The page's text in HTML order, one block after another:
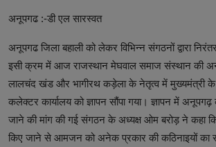
अनूपगढ :-डी एल सारस्वत
अनूपगढ जिला बहाली को लेकर विभिन्न संगठनों द्वारा
इसी क्रम में आज राजस्थान मेघवाल समाज संस्थान की
लालचंद खंड और भागीरथ कड़ेला के नेतृत्व में मुख्यमंत्री के
कलेक्टर कार्यालय को ज्ञापन सौंपा गया। ज्ञापन में
जाने की मांग की गई संगठन के अध्यक्ष ओम बरोड़ ने कहा
किए जाने से आमजन को अनेक प्रकार की कठिनाइयों का